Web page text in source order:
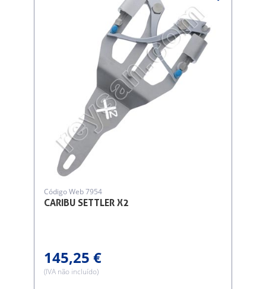
CARIBU SETTLER X2
Código Web 7954
145,25 €
(IVA não incluído)